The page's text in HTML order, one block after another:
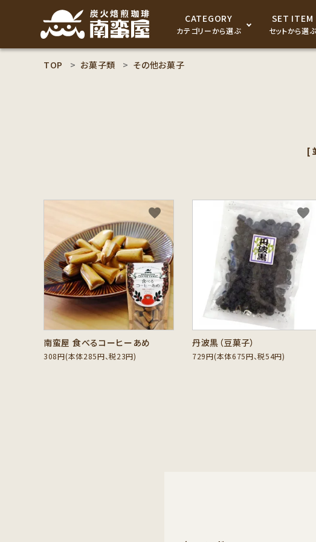
CATEGORY
カテゴリーから選ぶ
SET ITEM
セットから選ぶ
search
カテゴリーから探す
セット商品から探す
ご利用ガイド
インフォメーション
TOP お菓子類 その他お菓子
[
南蛮屋 食べるコーヒーあめ
308円(本体285円、税23円)
favorite
丹波黒（豆菓子）
729円(本体675円、税54円)
favorite